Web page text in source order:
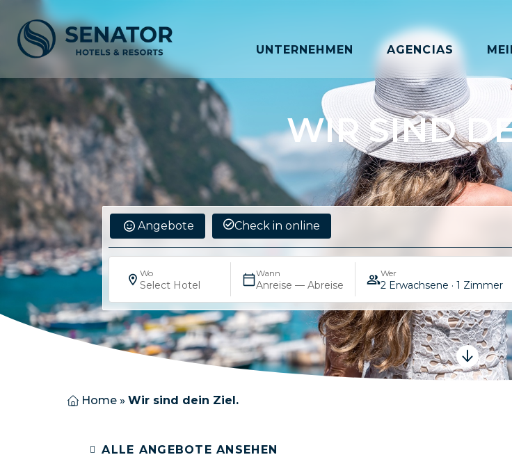
UNTERNEHMEN AGENCIAS
WIR SIND
Angebote Check in online
Wo
Select Hotel
Wann
Anreise — Abreise
Wer
2 Erwachsene · 1 Zimmer
Home » Wir sind dein Ziel.
ALLE ANGEBOTE ANSEHEN